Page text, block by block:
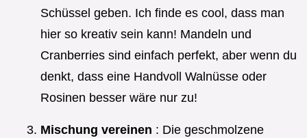
Schüssel geben. Ich finde es cool, dass man
hier so kreativ sein kann! Mandeln und
Cranberries sind einfach perfekt, aber wenn du
denkt, dass eine Handvoll Walnüsse oder
Rosinen besser wäre nur zu!
Mischung vereinen : Die geschmolzene